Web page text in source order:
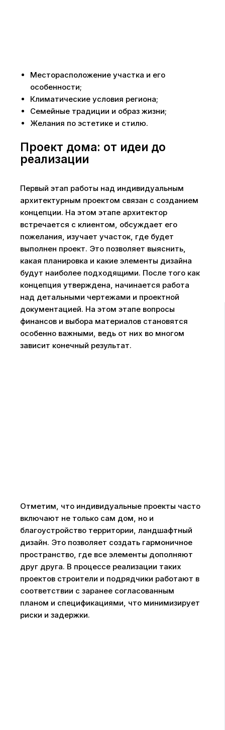
Месторасположение участка и его
особенности;
Климатические условия региона;
Семейные традиции и образ жизни;
Желания по эстетике и стилю.
Проект дома: от идеи до
реализации
Первый этап работы над индивидуальным
архитектурным проектом связан с созданием
концепции. На этом этапе архитектор
встречается с клиентом, обсуждает его
пожелания, изучает участок, где будет
выполнен проект. Это позволяет выяснить,
какая планировка и какие элементы дизайна
будут наиболее подходящими. После того как
концепция утверждена, начинается работа
над детальными чертежами и проектной
документацией. На этом этапе вопросы
финансов и выбора материалов становятся
особенно важными, ведь от них во многом
зависит конечный результат.
Отметим, что индивидуальные проекты часто
включают не только сам дом, но и
благоустройство территории, ландшафтный
дизайн. Это позволяет создать гармоничное
пространство, где все элементы дополняют
друг друга. В процессе реализации таких
проектов строители и подрядчики работают в
соответствии с заранее согласованным
планом и спецификациями, что минимизирует
риски и задержки.